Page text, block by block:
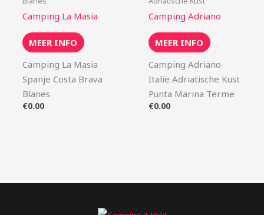
Camping La Masia
MEER INFO
Camping La Masia
Spanje Costa Brava
Blanes
€0.00
Camping Adriano
MEER INFO
Camping Adriano
Italië Adriatische Kust
Punta Marina Terme
€0.00